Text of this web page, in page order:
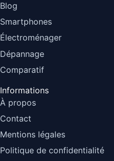
Blog
Smartphones
Électroménager
Dépannage
Comparatif
Informations
À propos
Contact
Mentions légales
Politique de confidentialité